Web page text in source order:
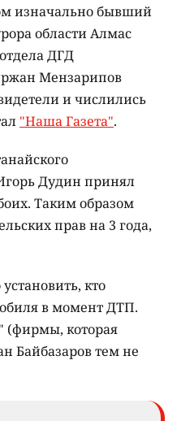
изначально бывший
области Алмас
ДГД
Мензарипов
и числились
"Наша Газета".
Дудин принял
Таким образом
прав на 3 года,
кто
в момент ДТП.
(фирмы, которая
Байбазаров тем не